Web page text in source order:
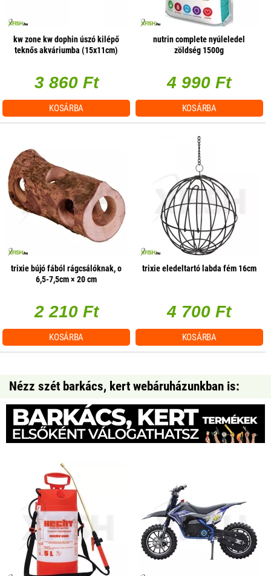
kw zone kw dophin úszó kilépő
teknős akváriumba (15x11cm)
3 860 Ft
KOSÁRBA
nutrin complete nyúleledel
zöldség 1500g
4 990 Ft
KOSÁRBA
trixie bújó fából rágcsálóknak, o
6,5-7,5cm × 20 cm
2 210 Ft
KOSÁRBA
trixie eledeltartó labda fém 16cm
4 700 Ft
KOSÁRBA
Nézz szét barkács, kert webáruházunkban is: